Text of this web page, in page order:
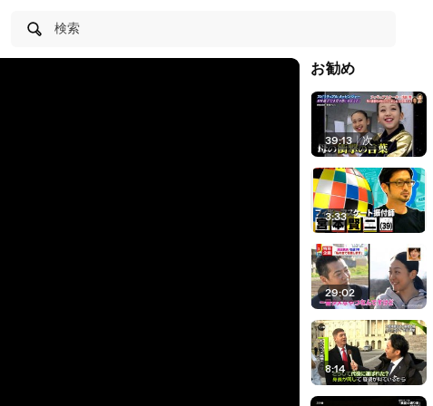
検索
お勧め
39:13 | 次
3:33
29:02
8:14